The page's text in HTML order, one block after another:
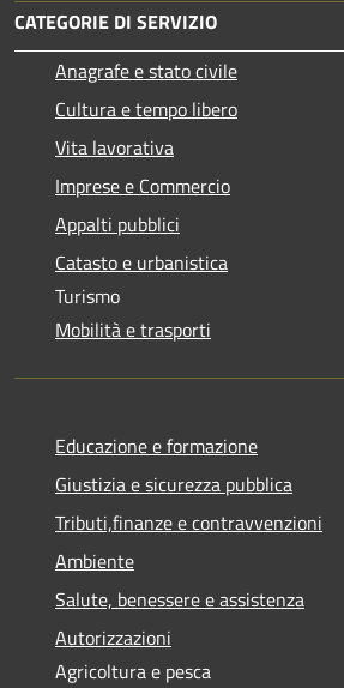
CATEGORIE DI SERVIZIO
Anagrafe e stato civile
Cultura e tempo libero
Vita lavorativa
Imprese e Commercio
Appalti pubblici
Catasto e urbanistica
Turismo
Mobilità e trasporti
Educazione e formazione
Giustizia e sicurezza pubblica
Tributi,finanze e contravvenzioni
Ambiente
Salute, benessere e assistenza
Autorizzazioni
Agricoltura e pesca